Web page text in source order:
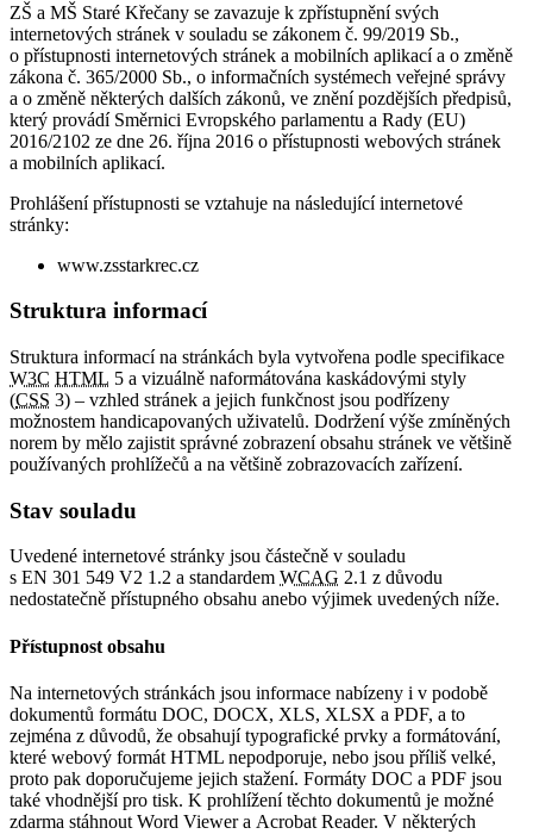
ZŠ a MŠ Staré Křečany se zavazuje k zpřístupnění svých
internetových stránek v souladu se zákonem č. 99/2019 Sb.,
o přístupnosti internetových stránek a mobilních aplikací a o změně
zákona č. 365/2000 Sb., o informačních systémech veřejné správy
a o změně některých dalších zákonů, ve znění pozdějších předpisů,
který provádí Směrnici Evropského parlamentu a Rady (EU)
2016/2102 ze dne 26. října 2016 o přístupnosti webových stránek
a mobilních aplikací.
Prohlášení přístupnosti se vztahuje na následující internetové
stránky:
www.zsstarkrec.cz
Struktura informací
Struktura informací na stránkách byla vytvořena podle specifikace
W3C HTML 5 a vizuálně naformátována kaskádovými styly
(CSS 3) – vzhled stránek a jejich funkčnost jsou podřízeny
možnostem handicapovaných uživatelů. Dodržení výše zmíněných
norem by mělo zajistit správné zobrazení obsahu stránek ve většině
používaných prohlížečů a na většině zobrazovacích zařízení.
Stav souladu
Uvedené internetové stránky jsou částečně v souladu
s EN 301 549 V2 1.2 a standardem WCAG 2.1 z důvodu
nedostatečně přístupného obsahu anebo výjimek uvedených níže.
Přístupnost obsahu
Na internetových stránkách jsou informace nabízeny i v podobě
dokumentů formátu DOC, DOCX, XLS, XLSX a PDF, a to
zejména z důvodů, že obsahují typografické prvky a formátování,
které webový formát HTML nepodporuje, nebo jsou příliš velké,
proto pak doporučujeme jejich stažení. Formáty DOC a PDF jsou
také vhodnější pro tisk. K prohlížení těchto dokumentů je možné
zdarma stáhnout Word Viewer a Acrobat Reader. V některých